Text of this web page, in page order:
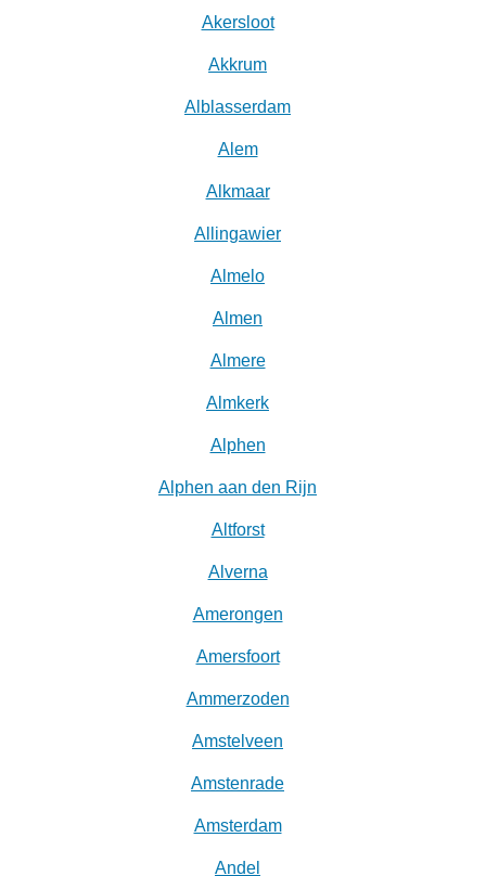
Akersloot
Akkrum
Alblasserdam
Alem
Alkmaar
Allingawier
Almelo
Almen
Almere
Almkerk
Alphen
Alphen aan den Rijn
Altforst
Alverna
Amerongen
Amersfoort
Ammerzoden
Amstelveen
Amstenrade
Amsterdam
Andel